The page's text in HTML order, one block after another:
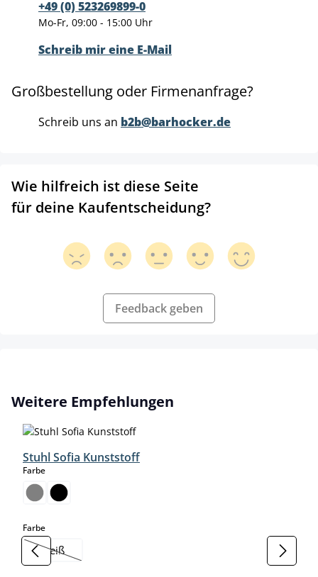
+49 (0) 523269899-0
Mo-Fr, 09:00 - 15:00 Uhr
Schreib mir eine E-Mail
Großbestellung oder Firmenanfrage?
Schreib uns an b2b@barhocker.de
Wie hilfreich ist diese Seite
für deine Kaufentscheidung?
Feedback geben
Produktgalerie überspringen
Weitere Empfehlungen
Stuhl Sofia Kunststoff
Farbeauswählen
Farbeauswählen
weiß
(Diese Option ist zurzeit nicht verfügbar.)